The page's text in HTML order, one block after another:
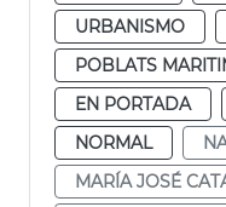
URBANISMO
POBLATS
EN PORTADA
NORMAL
MARÍA JOSÉ